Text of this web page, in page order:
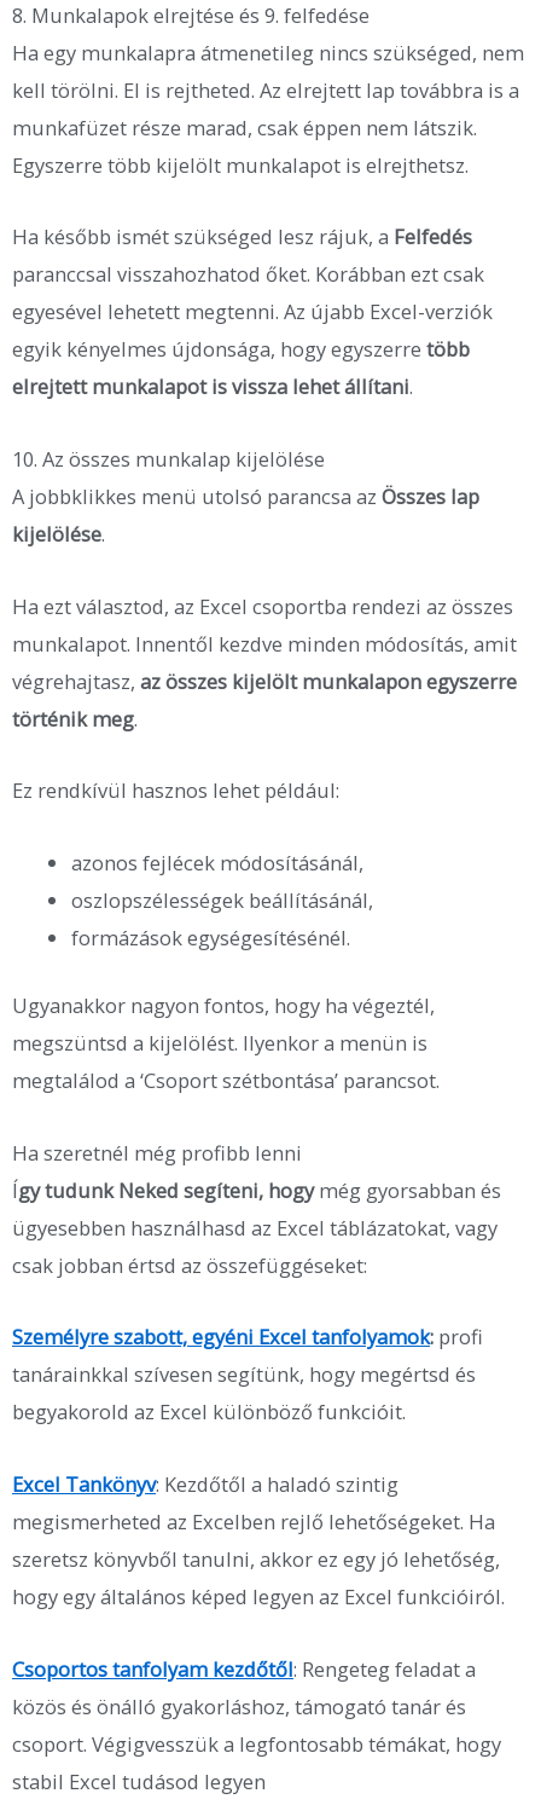
8. Munkalapok elrejtése és 9. felfedése
Ha egy munkalapra átmenetileg nincs szükséged, nem
kell törölni. El is rejtheted. Az elrejtett lap továbbra is a
munkafüzet része marad, csak éppen nem látszik.
Egyszerre több kijelölt munkalapot is elrejthetsz.
Ha később ismét szükséged lesz rájuk, a Felfedés
paranccsal visszahozhatod őket. Korábban ezt csak
egyesével lehetett megtenni. Az újabb Excel-verziók
egyik kényelmes újdonsága, hogy egyszerre több
elrejtett munkalapot is vissza lehet állítani.
10. Az összes munkalap kijelölése
A jobbklikkes menü utolsó parancsa az Összes lap
kijelölése.
Ha ezt választod, az Excel csoportba rendezi az összes
munkalapot. Innentől kezdve minden módosítás, amit
végrehajtasz, az összes kijelölt munkalapon egyszerre
történik meg.
Ez rendkívül hasznos lehet például:
azonos fejlécek módosításánál,
oszlopszélességek beállításánál,
formázások egységesítésénél.
Ugyanakkor nagyon fontos, hogy ha végeztél,
megszüntsd a kijelölést. Ilyenkor a menün is
megtalálod a ‘Csoport szétbontása’ parancsot.
Ha szeretnél még profibb lenni
Így tudunk Neked segíteni, hogymég gyorsabban és
ügyesebben használhasd az Excel táblázatokat, vagy
csak jobban értsd az összefüggéseket:
Személyre szabott, egyéni Excel tanfolyamok: profi
tanárainkkal szívesen segítünk, hogy megértsd és
begyakorold az Excel különböző funkcióit.
Excel Tankönyv: Kezdőtől a haladó szintig
megismerheted az Excelben rejlő lehetőségeket. Ha
szeretsz könyvből tanulni, akkor ez egy jó lehetőség,
hogy egy általános képed legyen az Excel funkcióiról.
Csoportos tanfolyam kezdőtől: Rengeteg feladat a
közös és önálló gyakorláshoz, támogató tanár és
csoport. Végigvesszük a legfontosabb témákat, hogy
stabil Excel tudásod legyen